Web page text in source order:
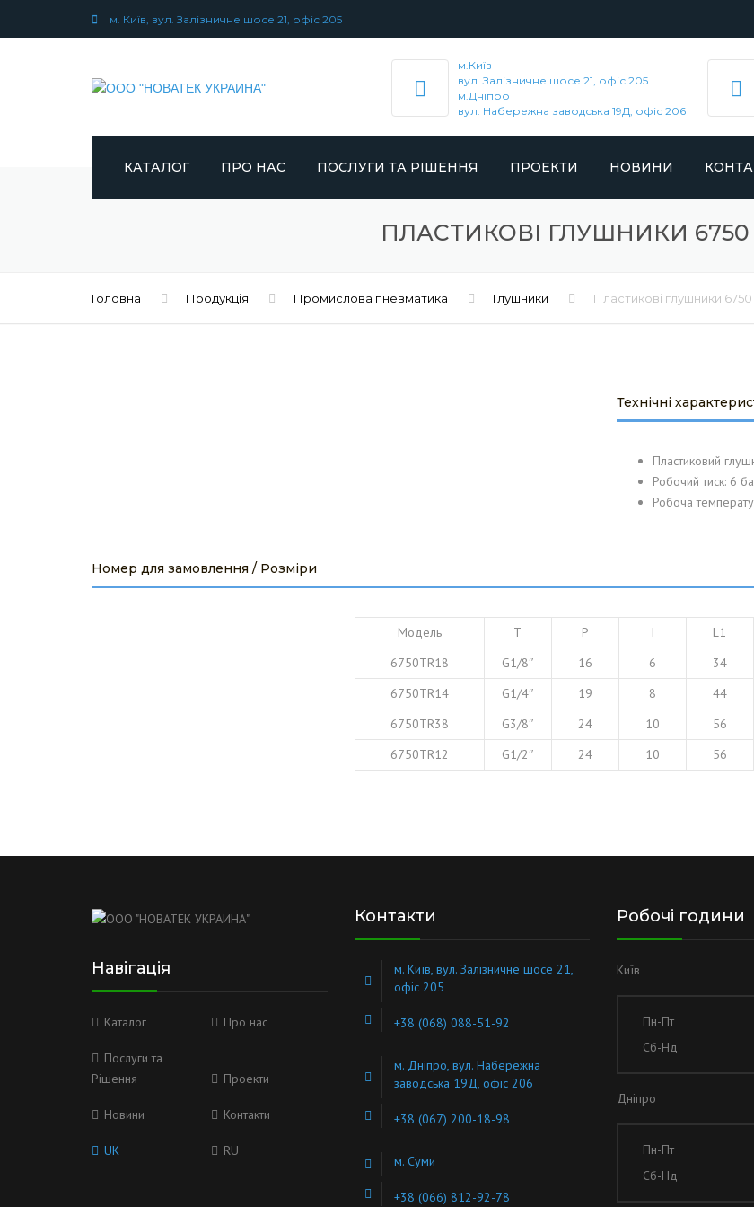
м. Київ, вул. Залізничне шосе 21, офіс 205
м.Київ
вул. Залізничне шосе 21, офіс 205
м.Дніпро
вул. Набережна заводська 19Д, офіс 206
КАТАЛОГ
ПРОМИСЛОВА ПНЕВМАТИКА
ПРО НАС
J.A. BECKER & SÖHNE
ПОСЛУГИ ТА РІШЕННЯ
ХОЛОДИЛЬНОГО
ГАЛУЗЕВІ РІШЕННЯ
ПРОЕКТИ НОВИНИ
ПЛАСТИКОВІ ГЛУШНИКИ 6750
Головна Продукція Промислова пневматика Глушники Пластикові глушники 6750
Технічні
Пластиковий
Робочий тиск: 6
Робоча
Номер для замовлення / Розміри
Модель T P I L1
6750TR18
G1/8″ 16 6 34
6750TR14
G1/4″ 19 8 44
6750TR38
G3/8″ 24 10 56
6750TR12
G1/2″ 24 10 56
Навігація
Каталог Про нас
Послуги та
Рішення
Проекти
Новини Контакти
UK RU
Контакти
м. Київ, вул. Залізничне шосе 21,
офіс 205
+38 (068) 088-51-92
м. Дніпро, вул. Набережна
заводська 19Д, офіс 206
+38 (067) 200-18-98
м. Суми
+38 (066) 812-92-78
Робочі години
Київ
Пн-Пт
Сб-Нд
Дніпро
Пн-Пт
Сб-Нд